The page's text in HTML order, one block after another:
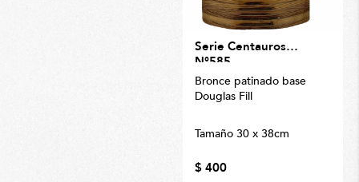
Serie Centauros
N°585
Bronce patinado base
Douglas Fill
Tamaño 30 x 38cm
$ 400